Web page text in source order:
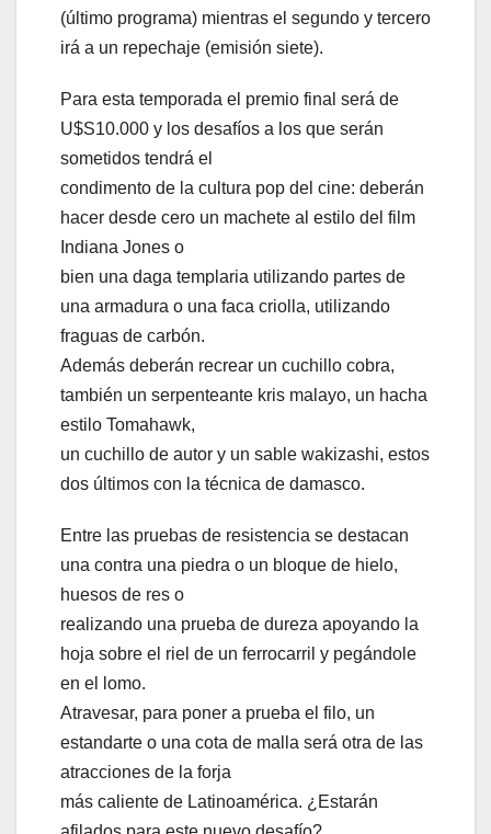
(último programa) mientras el segundo y tercero
irá a un repechaje (emisión siete).
Para esta temporada el premio final será de
U$S10.000 y los desafíos a los que serán
sometidos tendrá el
condimento de la cultura pop del cine: deberán
hacer desde cero un machete al estilo del film
Indiana Jones o
bien una daga templaria utilizando partes de
una armadura o una faca criolla, utilizando
fraguas de carbón.
Además deberán recrear un cuchillo cobra,
también un serpenteante kris malayo, un hacha
estilo Tomahawk,
un cuchillo de autor y un sable wakizashi, estos
dos últimos con la técnica de damasco.
Entre las pruebas de resistencia se destacan
una contra una piedra o un bloque de hielo,
huesos de res o
realizando una prueba de dureza apoyando la
hoja sobre el riel de un ferrocarril y pegándole
en el lomo.
Atravesar, para poner a prueba el filo, un
estandarte o una cota de malla será otra de las
atracciones de la forja
más caliente de Latinoamérica. ¿Estarán